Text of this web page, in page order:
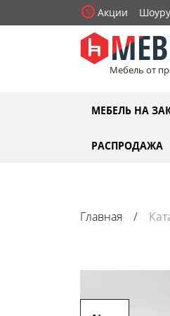
Акции
Мебель от
МЕБЕЛЬ НА
РАСПРОДАЖА
Главная